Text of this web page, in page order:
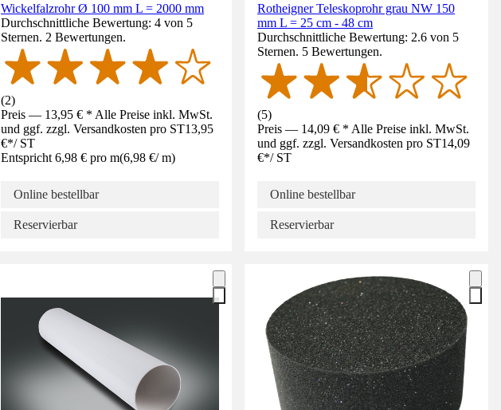
Wickelfalzrohr Ø 100 mm L = 2000 mm
Durchschnittliche Bewertung: 4 von 5
Sternen. 2 Bewertungen.
(2)
Preis — 13,95 € * Alle Preise inkl. MwSt.
und ggf. zzgl. Versandkosten pro ST13,95
€*/ ST
Entspricht 6,98 € pro m(6,98 €/ m)
Online bestellbar
Reservierbar
Rotheigner Teleskoprohr grau NW 150
mm L = 25 cm - 48 cm
Durchschnittliche Bewertung: 2.6 von 5
Sternen. 5 Bewertungen.
(5)
Preis — 14,09 € * Alle Preise inkl. MwSt.
und ggf. zzgl. Versandkosten pro ST14,09
€*/ ST
Online bestellbar
Reservierbar